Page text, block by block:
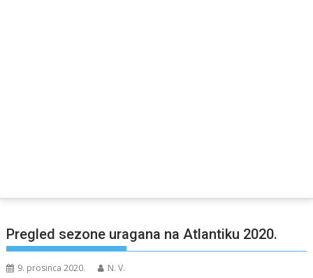
Pregled sezone uragana na Atlantiku 2020.
9. prosinca 2020. N. V.